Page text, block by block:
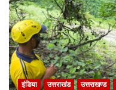
इंडिया उत्तराखंड उत्तराखण्ड